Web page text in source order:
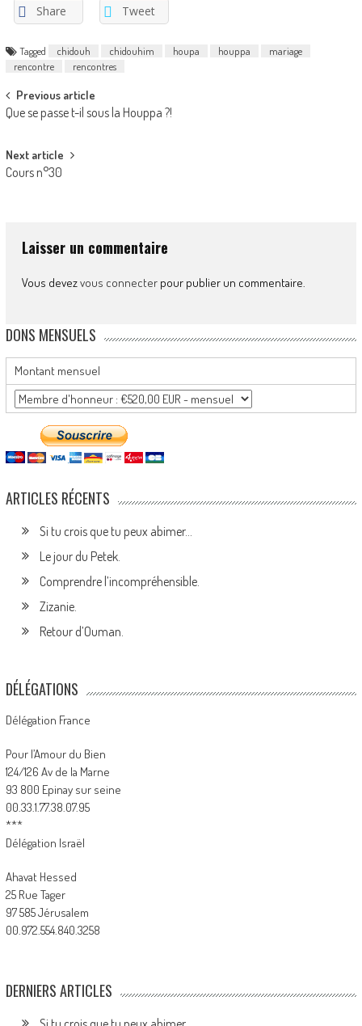
Share Tweet
Tagged chidouh chidouhim houpa houppa
mariage
rencontre
rencontres
Post
navigation
Previous article
Que se passe t-il sous la Houppa ?!
Next article
Cours n°30
Laisser un commentaire
Vous devezvous connecterpour publier un commentaire.
DONS MENSUELS
Montant mensuel
ARTICLES RÉCENTS
Si tu crois que tu peux abimer…
Le jour du Petek.
Comprendre l’incompréhensible.
Zizanie.
Retour d’Ouman.
DÉLÉGATIONS
Délégation France
Pour l’Amour du Bien
124/126 Av de la Marne
93 800 Epinay sur seine
00.33.1.77.38.07.95
***
Délégation Israël
Ahavat Hessed
25 Rue Tager
97 585 Jérusalem
00.972.554.840.3258
DERNIERS ARTICLES